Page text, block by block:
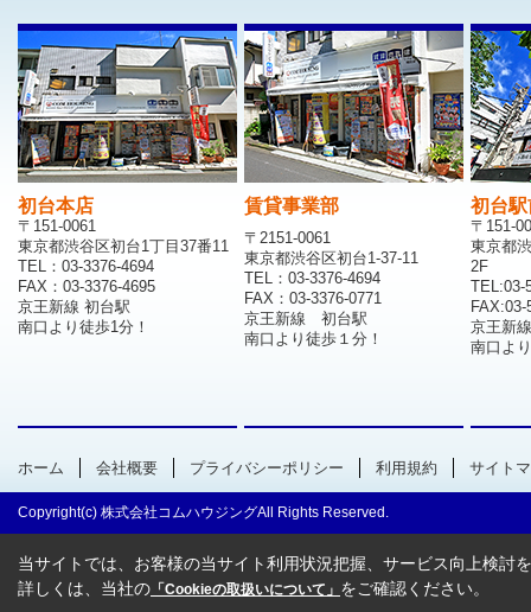
初台本店
〒151-0061
東京都渋谷区初台1丁目37番11
TEL：03-3376-4694
FAX：03-3376-4695
京王新線 初台駅
南口より徒歩1分！
賃貸事業部
〒2151-0061
東京都渋谷区初台1-37-11
TEL：03-3376-4694
FAX：03-3376-0771
京王新線 初台駅
南口より徒歩１分！
初台
〒151-
東京都
2F
TEL:03-
FAX:03-
京王新
南口よ
ホーム 会社概要 プライバシーポリシー 利用規約 サイト
Copyright(c) 株式会社コムハウジングAll Rights Reserved.
当サイトでは、お客様の当サイト利用状況把握、サービス向上検討
詳しくは、当社の 「Cookieの取扱いについて」 をご確認ください。